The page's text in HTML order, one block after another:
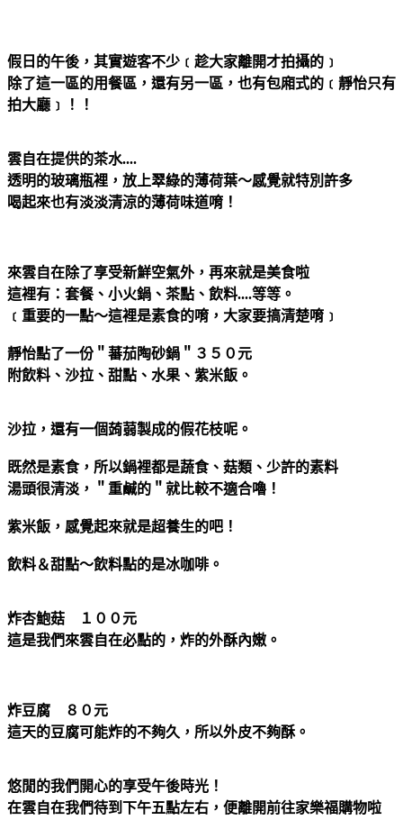
假日的午後，其實遊客不少﹝趁大家離開才拍攝的﹞
除了這一區的用餐區，還有另一區，也有包廂式的﹝靜怡只有
拍大廳﹞！！
雲自在提供的茶水....
透明的玻璃瓶裡，放上翠綠的薄荷葉～感覺就特別許多
喝起來也有淡淡清涼的薄荷味道唷！
來雲自在除了享受新鮮空氣外，再來就是美食啦
這裡有：套餐、小火鍋、茶點、飲料....等等。
﹝重要的一點～這裡是素食的唷，大家要搞清楚唷﹞
靜怡點了一份＂蕃茄陶砂鍋＂３５０元
附飲料、沙拉、甜點、水果、紫米飯。
沙拉，還有一個蒟蒻製成的假花枝呢。
既然是素食，所以鍋裡都是蔬食、菇類、少許的素料
湯頭很清淡，＂重鹹的＂就比較不適合嚕！
紫米飯，感覺起來就是超養生的吧！
飲料＆甜點～飲料點的是冰咖啡。
炸杏鮑菇 １００元
這是我們來雲自在必點的，炸的外酥內嫩。
炸豆腐 ８０元
這天的豆腐可能炸的不夠久，所以外皮不夠酥。
悠閒的我們開心的享受午後時光！
在雲自在我們待到下午五點左右，便離開前往家樂福購物啦